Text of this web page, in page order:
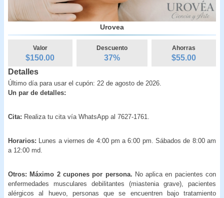
Urovea
Valor
$150.00
Descuento
37%
Ahorras
$55.00
Detalles
Último día para usar el cupón: 22 de agosto de 2026.
Un par de detalles:
Cita: Realiza tu cita vía WhatsApp al 7627-1761.
Horarios: Lunes a viernes de 4:00 pm a 6:00 pm. Sábados de 8:00 am
a 12:00 md.
Otros: Máximo 2 cupones por persona. No aplica en pacientes con
enfermedades musculares debilitantes (miastenia grave), pacientes
alérgicos al huevo, personas que se encuentren bajo tratamiento